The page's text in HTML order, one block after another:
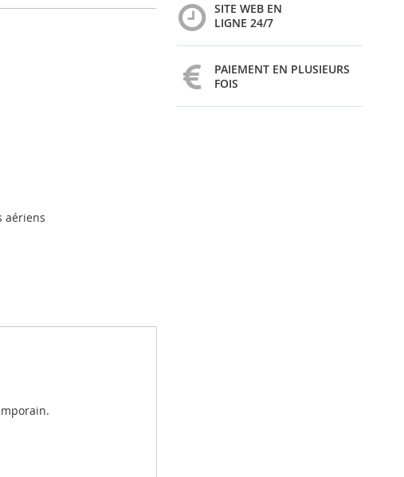
aériens
SITE WEB EN
LIGNE 24/7
PAIEMENT EN PLUSIEURS
FOIS